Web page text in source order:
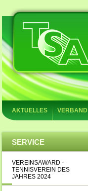
AKTUELLES VERBAND
SERVICE
VEREINSAWARD -
TENNISVEREIN DES
JAHRES 2024